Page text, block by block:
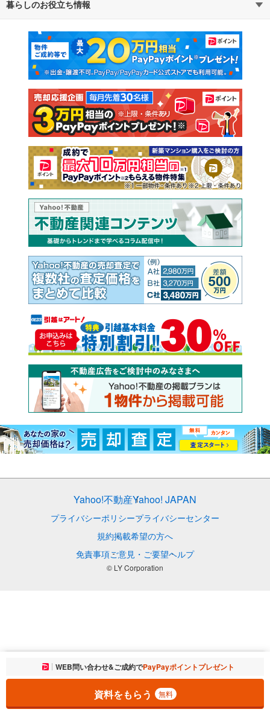
お気に入りに追加しました。 一覧を開く
WEB問い合わせ&ご成約でPayPayポイントプレゼント
資料をもらう 無料
通勤・通学時間から探す
不動産・住宅
新築マンション 中古マンション
新築一戸建て 中古一戸建て
注文住宅 土地
売却査定
暮らしのお役立ち情報
マンションカタログ 教えて！住まいの先生
Yahoo!不動産Yahoo! JAPAN
プライバシーポリシープライバシーセンター
規約掲載希望の方へ
免責事項ご意見・ご要望ヘルプ
© LY Corporation